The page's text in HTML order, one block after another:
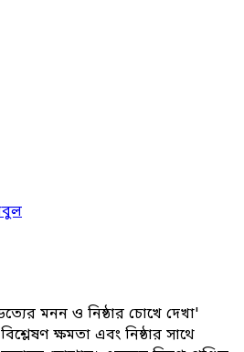
মনন ও নিষ্ঠার চোখে দেখা'
ক্ষমতা এবং নিষ্ঠার সাথে